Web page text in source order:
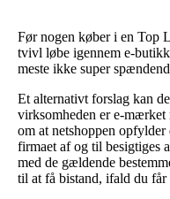
Før nogen køber i en Top
tvivl løbe igennem e-
meste ikke super
Et alternativt forslag kan
virksomheden er e-
om at netshoppen
firmaet af og til besigtiges
med de gældende
til at få bistand, ifald du